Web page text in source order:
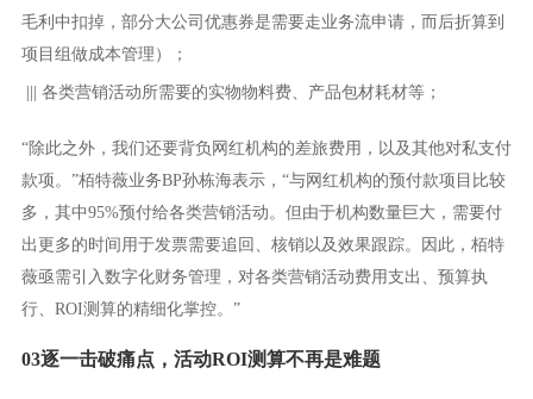
毛利中扣掉，部分大公司优惠券是需要走业务流申请，而后折算到
项目组做成本管理）；
||| 各类营销活动所需要的实物物料费、产品包材耗材等；
“除此之外，我们还要背负网红机构的差旅费用，以及其他对私支付
款项。”栢特薇业务BP孙栋海表示，“与网红机构的预付款项目比较
多，其中95%预付给各类营销活动。但由于机构数量巨大，需要付
出更多的时间用于发票需要追回、核销以及效果跟踪。因此，栢特
薇亟需引入数字化财务管理，对各类营销活动费用支出、预算执
行、ROI测算的精细化掌控。”
03逐一击破痛点，活动ROI测算不再是难题